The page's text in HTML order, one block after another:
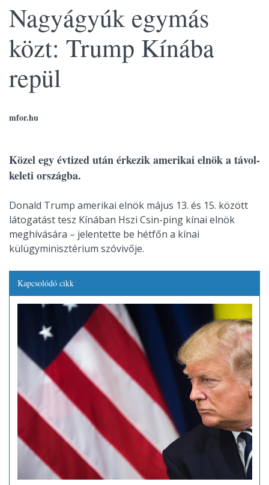
Nagyágyúk egymás
közt: Trump Kínába
repül
mfor.hu
Közel egy évtized után érkezik amerikai elnök a távol-
keleti országba.
Donald Trump amerikai elnök május 13. és 15. között
látogatást tesz Kínában Hszi Csin-ping kínai elnök
meghívására – jelentette be hétfőn a kínai
külügyminisztérium szóvivője.
Kapcsolódó cikk